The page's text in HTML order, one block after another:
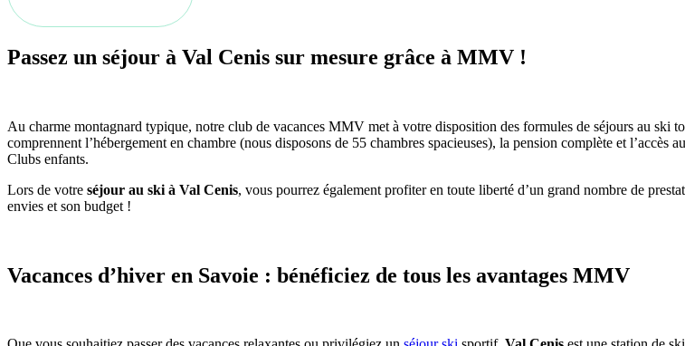
Passez un séjour à Val Cenis sur mesure grâce à MMV !
Au charme montagnard typique, notre club de vacances MMV met à votre disposition des formules de séjours au ski
comprennent l’hébergement en chambre (nous disposons de 55 chambres spacieuses), la pension complète et
Clubs enfants.
Lors de votre séjour au ski à Val Cenis, vous pourrez également profiter en toute liberté d’un grand nombre de
envies et son budget !
Vacances d’hiver en Savoie : bénéficiez de tous les avantages MMV